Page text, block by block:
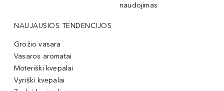
naudojimas
NAUJAUSIOS TENDENCIJOS
Grožio vasara
Vasaros aromatai
Moteriški kvepalai
Vyriški kvepalai